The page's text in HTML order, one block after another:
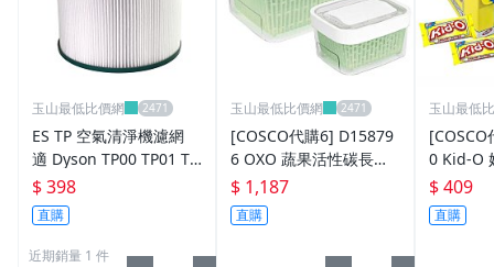
玉山最低比價網
ES TP 空氣清淨機濾網
適 Dyson TP00 TP01 TP
03 TP02 TP01 AM11 Pu
re 副廠
$ 398
直購
近期銷量 1 件
玉山最低比價網
[COSCO代購6] D15879
6 OXO 蔬果活性碳長鮮
盒 含蓋4件組 1.5公升 +
4公升
$ 1,187
直購
玉山最低
[COSCO代
0 Kid-O
號 1530
$ 409
直購